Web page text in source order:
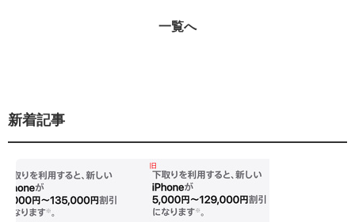
一覧へ
新着記事